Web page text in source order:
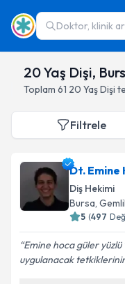
Doktor, klinik
20 Yaş Dişi,
Toplam 61 20 Yaş Dişi
Filtrele
Dt. Emine
Diş Hekimi
Bursa,
5 (497
Emine hoca güler yüzlü
uygulanacak